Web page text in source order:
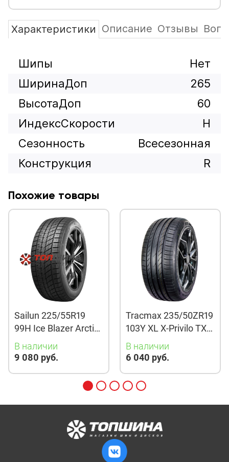
Характеристики Описание Отзывы
Шипы
Нет
ШиринаДоп
265
ВысотаДоп
60
ИндексСкорости
H
Сезонность
Всесезонная
Конструкция
R
Похожие товары
Sailun 225/55R19
99H Ice Blazer Arctic
Evo TL
В наличии
9 080 руб.
Tracmax 235/50ZR19
103Y XL X-Privilo TX3
TL
В наличии
6 040 руб.